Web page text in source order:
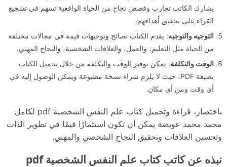
يشارك الكاتب تجارب وقصص نجاح من الحياة الواقعية تسهم في تشجيع
القراء على تحقيق أهدافهم.
التوجيه والتوجيه: يقدم الكتاب نصائح وتوجيهات قيمة في مجالات مختلفة
من الحياة مثل التعليم، والعمل، والعلاقات الشخصية، والنجاح المهني.
الوقت والتكلفة: يمكن توفير الوقت والتكلفة من خلال تحميل الكتاب
بصيغة PDF، حيث لا يلزم شراء نسخة مطبوعة ويمكن الوصول إليه في
أي وقت ومن أي مكان.
باختصار، قراءة وتحميل كتاب علم النفس الشخصية pdf لكامل
محمد محمد عويضة يمكن أن تكون استثمارًا قيمًا في تطوير الذات
وتحسين العلاقات وتحقيق النجاح الشخصي والمهني.
نبذه عن كاتب كتاب علم النفس الشخصية pdf